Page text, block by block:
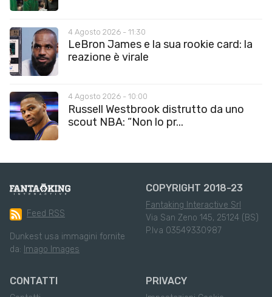
4 Agosto 2026 - 11:30
LeBron James e la sua rookie card: la
reazione è virale
4 Agosto 2026 - 10:00
Russell Westbrook distrutto da uno
scout NBA: “Non lo pr...
Feed RSS
Dunkest usa immagini fornite
da: Imago Images
COPYRIGHT 2018-23
Fantaking Interactive Srl
Via San Zeno 145, 25124 (BS)
P.Iva 03549330987
CONTATTI PRIVACY